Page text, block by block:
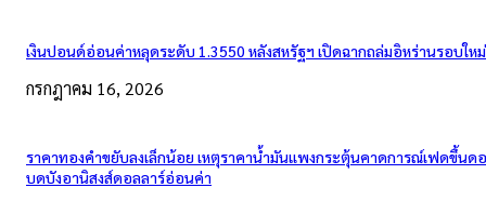
เงินปอนด์อ่อนค่าหลุดระดับ 1.3550 หลังสหรัฐฯ เปิดฉากถล่มอิหร่านรอบใหม่
กรกฎาคม 16, 2026
ราคาทองคำขยับลงเล็กน้อย เหตุราคาน้ำมันแพงกระตุ้นคาดการณ์เฟดขึ้นด
บดบังอานิสงส์ดอลลาร์อ่อนค่า